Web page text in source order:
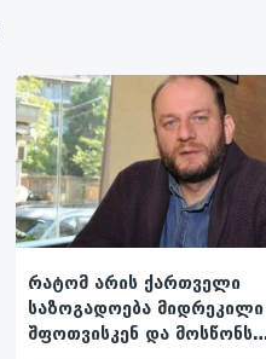
რატომ არის ქართველი
საზოგადოება მიდრეკილი
შფოთვისკენ და მოსწონს